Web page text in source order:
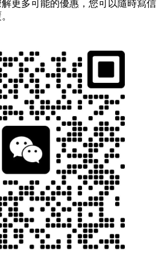
更多可能的優惠，您可以隨時寫信